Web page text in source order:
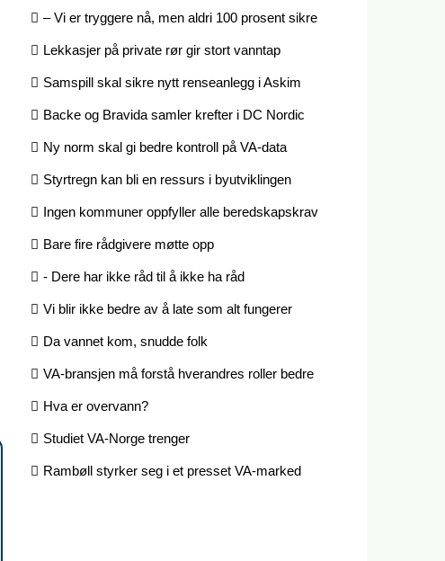
– Vi er tryggere nå, men aldri 100 prosent sikre
Lekkasjer på private rør gir stort vanntap
Samspill skal sikre nytt renseanlegg i Askim
Backe og Bravida samler krefter i DC Nordic
Ny norm skal gi bedre kontroll på VA-data
Styrtregn kan bli en ressurs i byutviklingen
Ingen kommuner oppfyller alle beredskapskrav
Bare fire rådgivere møtte opp
- Dere har ikke råd til å ikke ha råd
Vi blir ikke bedre av å late som alt fungerer
Da vannet kom, snudde folk
VA-bransjen må forstå hverandres roller bedre
Hva er overvann?
Studiet VA-Norge trenger
Rambøll styrker seg i et presset VA-marked